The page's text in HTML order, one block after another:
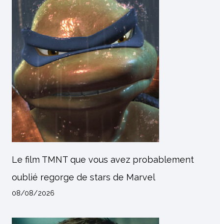
Le film TMNT que vous avez probablement
oublié regorge de stars de Marvel
08/08/2026